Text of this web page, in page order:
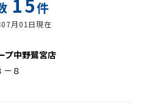
件
月01日現在
プ中野鷺宮店
８